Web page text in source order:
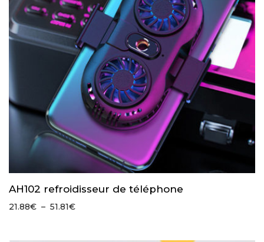
AH102 refroidisseur de téléphone
21.88€ – 51.81€Plage